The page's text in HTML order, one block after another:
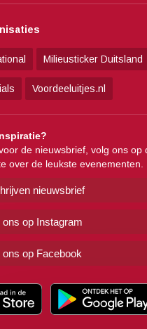
Milieusticker Duitsland
Voordeeluitjes.nl
de nieuwsbrief, volg ons op
over de leukste evenementen.
nieuwsbrief
ons op Instagram
ons op Facebook